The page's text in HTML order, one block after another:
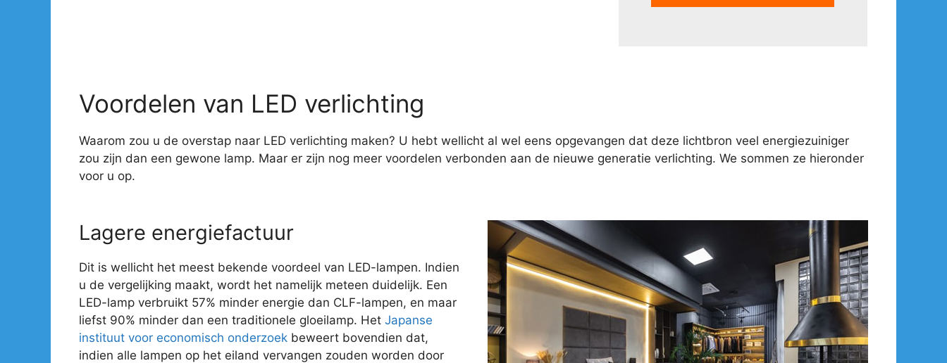
Voordelen van LED verlichting
Waarom zou u de overstap naar LED verlichting maken? U hebt wellicht al wel eens opgevangen dat deze lichtbron veel energiezuiniger
zou zijn dan een gewone lamp. Maar er zijn nog meer voordelen verbonden aan de nieuwe generatie verlichting. We sommen ze hieronder
voor u op.
Lagere energiefactuur
Dit is wellicht het meest bekende voordeel van LED-lampen. Indien
u de vergelijking maakt, wordt het namelijk meteen duidelijk. Een
LED-lamp verbruikt 57% minder energie dan CLF-lampen, en maar
liefst 90% minder dan een traditionele gloeilamp. Het Japanse
instituut voor economisch onderzoek beweert bovendien dat,
indien alle lampen op het eiland vervangen zouden worden door